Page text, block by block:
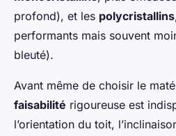
profond), et les polycristallins
performants mais souvent
bleuté).
Avant même de choisir le
faisabilité rigoureuse est
l’orientation du toit,